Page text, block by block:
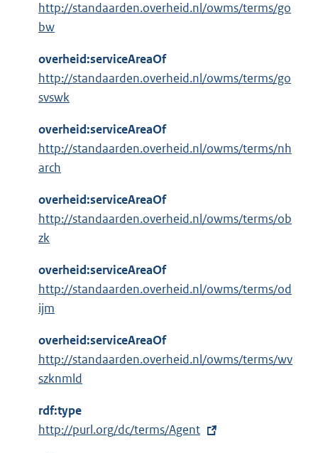
http://standaarden.overheid.nl/owms/terms/go
bw
overheid:serviceAreaOf
http://standaarden.overheid.nl/owms/terms/go
svswk
overheid:serviceAreaOf
http://standaarden.overheid.nl/owms/terms/nh
arch
overheid:serviceAreaOf
http://standaarden.overheid.nl/owms/terms/ob
zk
overheid:serviceAreaOf
http://standaarden.overheid.nl/owms/terms/od
ijm
overheid:serviceAreaOf
http://standaarden.overheid.nl/owms/terms/wv
szknmld
rdf:type
E
http://purl.org/dc/terms/Agent